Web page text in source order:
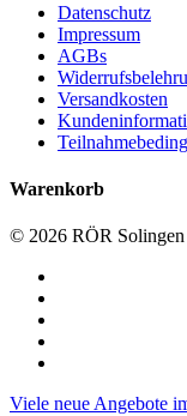
Datenschutz
Impressum
AGBs
Versandkosten
Warenkorb
© 2026 RÖR
Close
Viele neue Angebote